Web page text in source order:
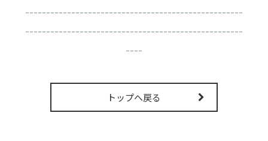
----------------------------------------------------
----------------------------------------------------
----
トップへ戻る